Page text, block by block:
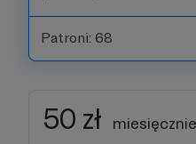
Patroni: 68
50 zł miesięcznie